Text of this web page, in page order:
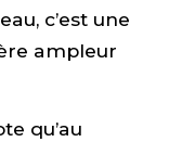
c’est une
ampleur
qu’au